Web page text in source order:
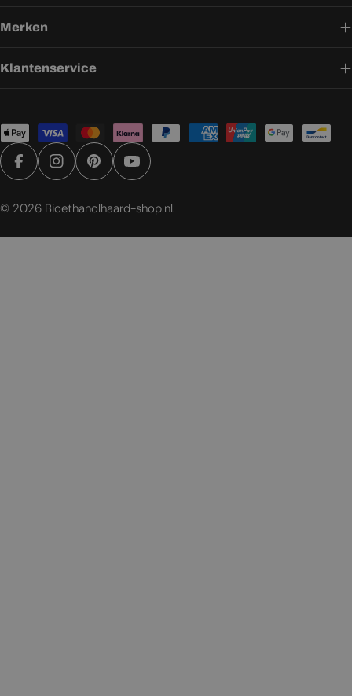
Merken
Klantenservice
Betaalmethoden
FacebookInstagramPinterestYouTube
© 2026 Bioethanolhaard-shop.nl.